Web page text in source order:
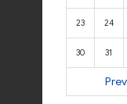
Prev
23 24
30 31